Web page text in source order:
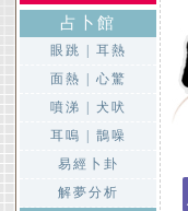
占卜館
眼跳
耳熱
面熱
心驚
噴涕
犬吠
耳嗚
鵲噪
易經卜卦
解夢分析